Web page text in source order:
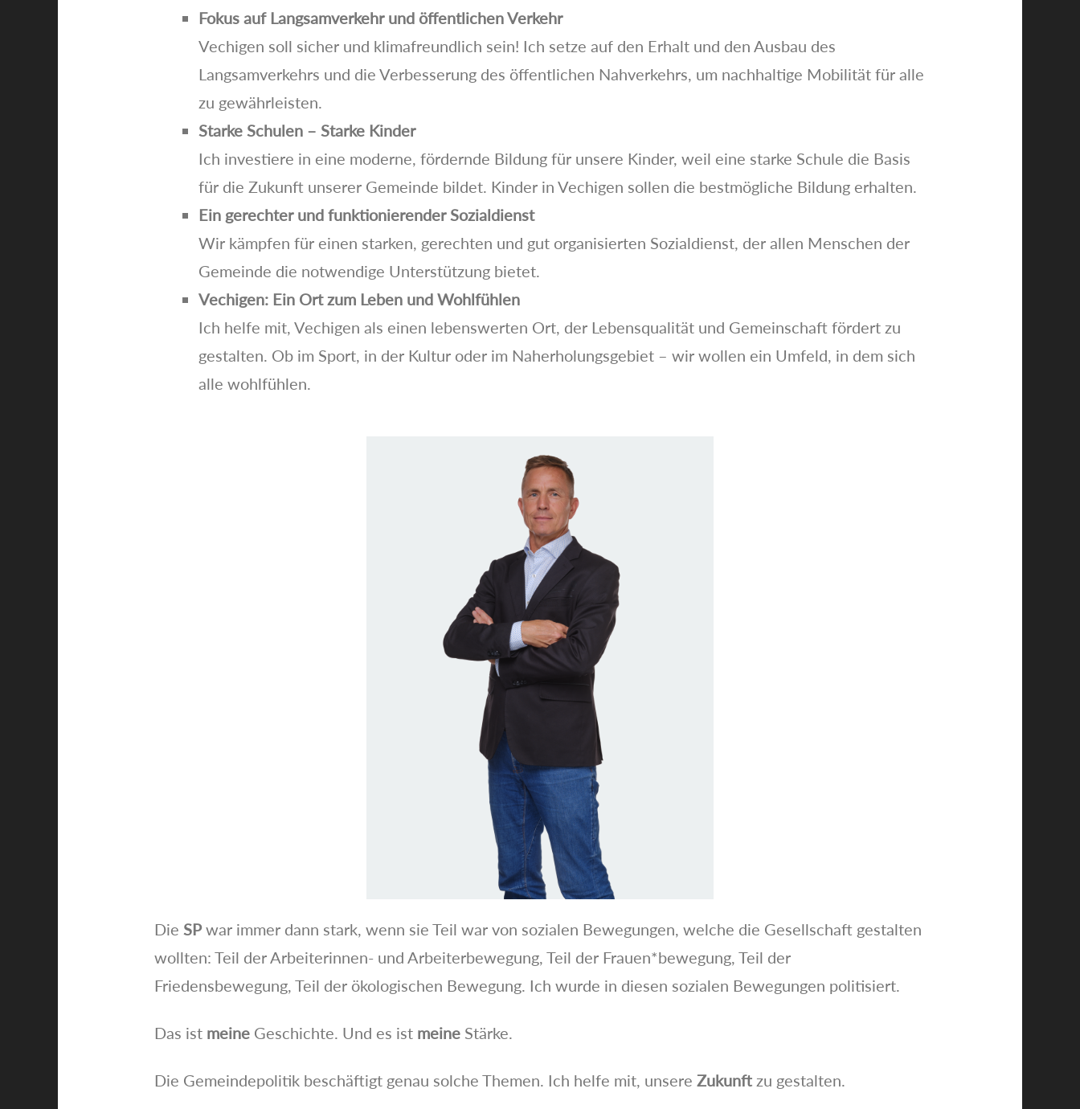
Fokus auf Langsamverkehr und öffentlichen Verkehr
Vechigen soll sicher und klimafreundlich sein! Ich setze auf den Erhalt und den Ausbau des
Langsamverkehrs und die Verbesserung des öffentlichen Nahverkehrs, um nachhaltige Mobilität für alle
zu gewährleisten.
Starke Schulen – Starke Kinder
Ich investiere in eine moderne, fördernde Bildung für unsere Kinder, weil eine starke Schule die Basis
für die Zukunft unserer Gemeinde bildet. Kinder in Vechigen sollen die bestmögliche Bildung erhalten.
Ein gerechter und funktionierender Sozialdienst
Wir kämpfen für einen starken, gerechten und gut organisierten Sozialdienst, der allen Menschen der
Gemeinde die notwendige Unterstützung bietet.
Vechigen: Ein Ort zum Leben und Wohlfühlen
Ich helfe mit, Vechigen als einen lebenswerten Ort, der Lebensqualität und Gemeinschaft fördert zu
gestalten. Ob im Sport, in der Kultur oder im Naherholungsgebiet – wir wollen ein Umfeld, in dem sich
alle wohlfühlen.
Die SPwar immer dann stark, wenn sie Teil war von sozialen Bewegungen, welche die Gesellschaft gestalten
wollten: Teil der Arbeiterinnen- und Arbeiterbewegung, Teil der Frauen*bewegung, Teil der
Friedensbewegung, Teil der ökologischen Bewegung. Ich wurde in diesen sozialen Bewegungen politisiert.
Das ist meine Geschichte. Und es ist meine Stärke.
Die Gemeindepolitik beschäftigt genau solche Themen. Ich helfe mit, unsere Zukunft zu gestalten.